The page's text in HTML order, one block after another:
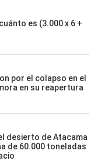
es (3.000 x 6 +
por el colapso en el
en su reapertura
desierto de Atacama
de 60.000 toneladas